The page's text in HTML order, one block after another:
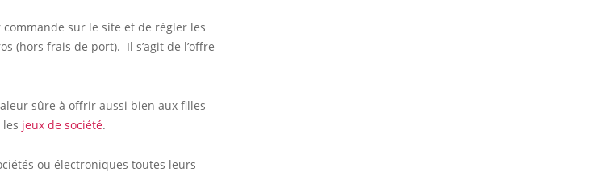
commande sur le site et de régler les
(hors frais de port). Il s’agit de l’offre
sûre à offrir aussi bien aux filles
jeux de société.
ou électroniques toutes leurs